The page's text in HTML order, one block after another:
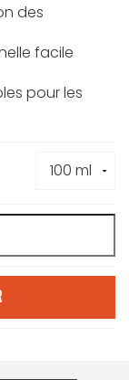
des
facile
pour les